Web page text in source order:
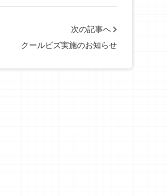
次の記事へ
クールビズ実施のお知らせ